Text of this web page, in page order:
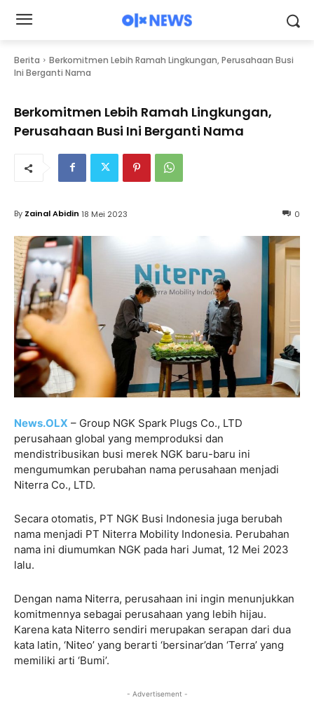
Berita
Berkomitmen Lebih Ramah Lingkungan, Perusahaan Busi
Ini Berganti Nama
Berkomitmen Lebih Ramah Lingkungan,
Perusahaan Busi Ini Berganti Nama
0
By Zainal Abidin 18 Mei 2023
News.OLX – Group NGK Spark Plugs Co., LTD
perusahaan global yang memproduksi dan
mendistribusikan busi merek NGK baru-baru ini
mengumumkan perubahan nama perusahaan menjadi
Niterra Co., LTD.
Secara otomatis, PT NGK Busi Indonesia juga berubah
nama menjadi PT Niterra Mobility Indonesia. Perubahan
nama ini diumumkan NGK pada hari Jumat, 12 Mei 2023
lalu.
Dengan nama Niterra, perusahaan ini ingin menunjukkan
komitmennya sebagai perusahaan yang lebih hijau.
Karena kata Niterro sendiri merupakan serapan dari dua
kata latin, ‘Niteo’ yang berarti ‘bersinar’dan ‘Terra’ yang
memiliki arti ‘Bumi’.
- Advertisement -